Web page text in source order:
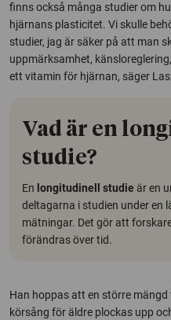
finns också många studier om
hjärnans plasticitet. Vi skulle
studier, jag är säker på att man
uppmärksamhet,
ett vitamin för hjärnan, säger
Vad är en
studie?
En longitudinell studie är en
deltagarna i studien under en
mätningar. Det gör att
förändras över tid.
Han hoppas att en större
körsång för äldre plockas upp